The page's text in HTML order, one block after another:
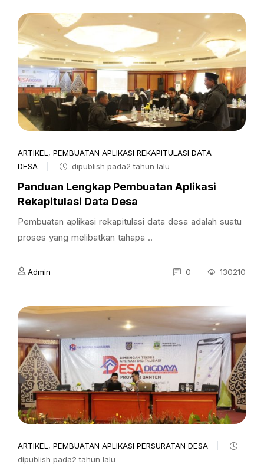
ARTIKEL , PEMBUATAN APLIKASI REKAPITULASI DATA
DESA
dipublish pada2 tahun lalu
Panduan Lengkap Pembuatan Aplikasi
Rekapitulasi Data Desa
Pembuatan aplikasi rekapitulasi data desa adalah suatu
proses yang melibatkan tahapa ..
Admin 0 130210
ARTIKEL , PEMBUATAN APLIKASI PERSURATAN DESA
dipublish pada2 tahun lalu